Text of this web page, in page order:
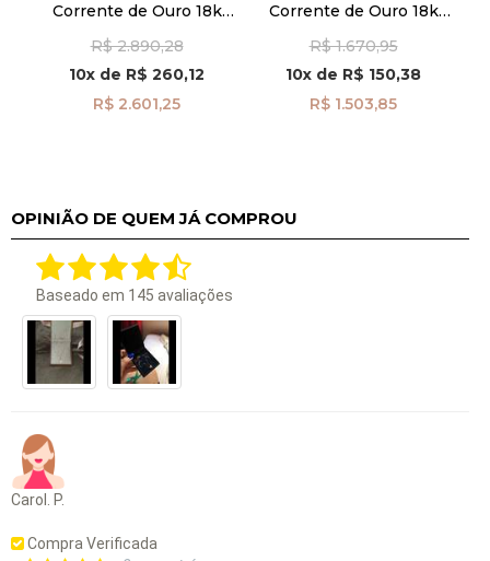
Corrente de Ouro 18k
com 60cm co01407
R$ 2.890,28
10x de R$ 260,12
R$ 2.601,25
Corrente de Ouro 18k
com 40cm CO01329
R$ 1.670,95
10x de R$ 150,38
R$ 1.503,85
OPINIÃO DE QUEM JÁ COMPROU
Baseado em 145 avaliações
Carol. P.
Compra Verificada